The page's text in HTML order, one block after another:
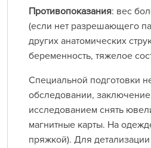
Противопоказания: вес
(если нет разрешающего
других анатомических
беременность, тяжелое
Специальной подготовки
обследовании,
исследованием снять
магнитные карты. На
пряжкой). Для